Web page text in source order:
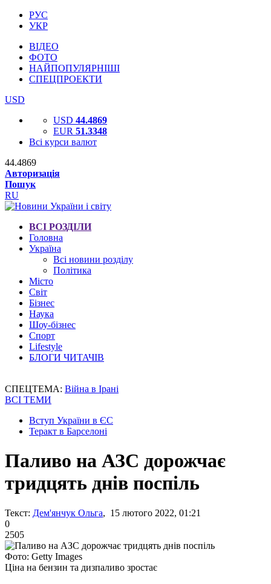
РУС
УКР
ВІДЕО
ФОТО
НАЙПОПУЛЯРНІШІ
СПЕЦПРОЕКТИ
USD
USD 44.4869
EUR 51.3348
Всі курси валют
44.4869
Авторизація
Пошук
RU
ВСІ РОЗДІЛИ
Головна
Україна
Всі новини розділу
Політика
Місто
Світ
Бізнес
Наука
Шоу-бізнес
Спорт
Lifestyle
БЛОГИ ЧИТАЧІВ
СПЕЦТЕМА: Війна в Ірані
ВСІ ТЕМИ
Вступ України в ЄС
Теракт в Барселоні
Паливо на АЗС дорожчає
тридцять днів поспіль
Текст: Дем'янчук Ольга, 15 лютого 2022, 01:21
0
2505
Фото: Getty Images
Ціна на бензин та дизпаливо зростає